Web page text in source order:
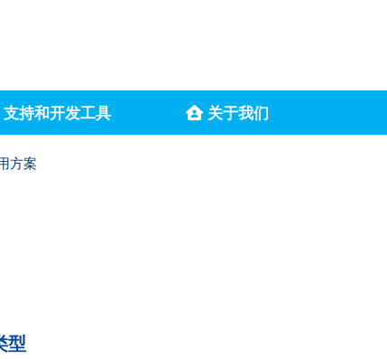
持和开发工具 关于我们
方案
型